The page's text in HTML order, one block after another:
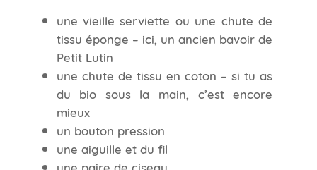
une vieille serviette ou une chute de
tissu éponge – ici, un ancien bavoir de
Petit Lutin
une chute de tissu en coton – si tu as
du bio sous la main, c’est encore
mieux
un bouton pression
une aiguille et du fil
une paire de ciseau